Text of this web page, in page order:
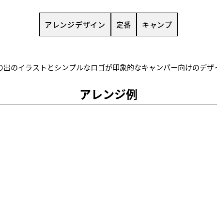
アレンジデザイン 定番 キャンプ
出のイラストとシンプルなロゴが印象的なキャンパー向けのデザ
アレンジ例